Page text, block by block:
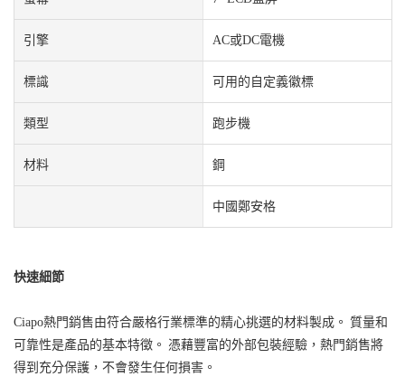
引擎 AC或DC電機
標識 可用的自定義徽標
類型 跑步機
材料 鋼
中國鄭安格
快速細節
Ciapo熱門銷售由符合嚴格行業標準的精心挑選的材料製成。 質量和
可靠性是產品的基本特徵。 憑藉豐富的外部包裝經驗，熱門銷售將
得到充分保護，不會發生任何損害。